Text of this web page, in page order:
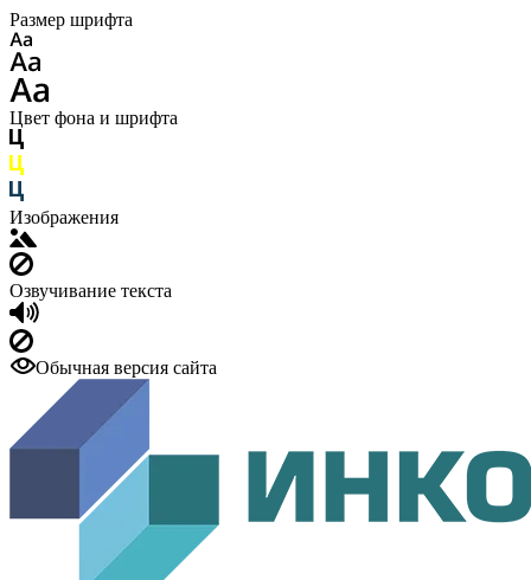
Размер шрифта
Цвет фона и шрифта
Изображения
Озвучивание текста
Обычная версия сайта